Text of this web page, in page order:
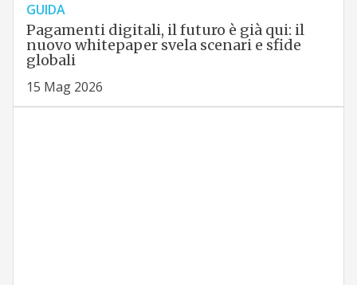
GUIDA
Pagamenti digitali, il futuro è già qui: il
nuovo whitepaper svela scenari e sfide
globali
15 Mag 2026